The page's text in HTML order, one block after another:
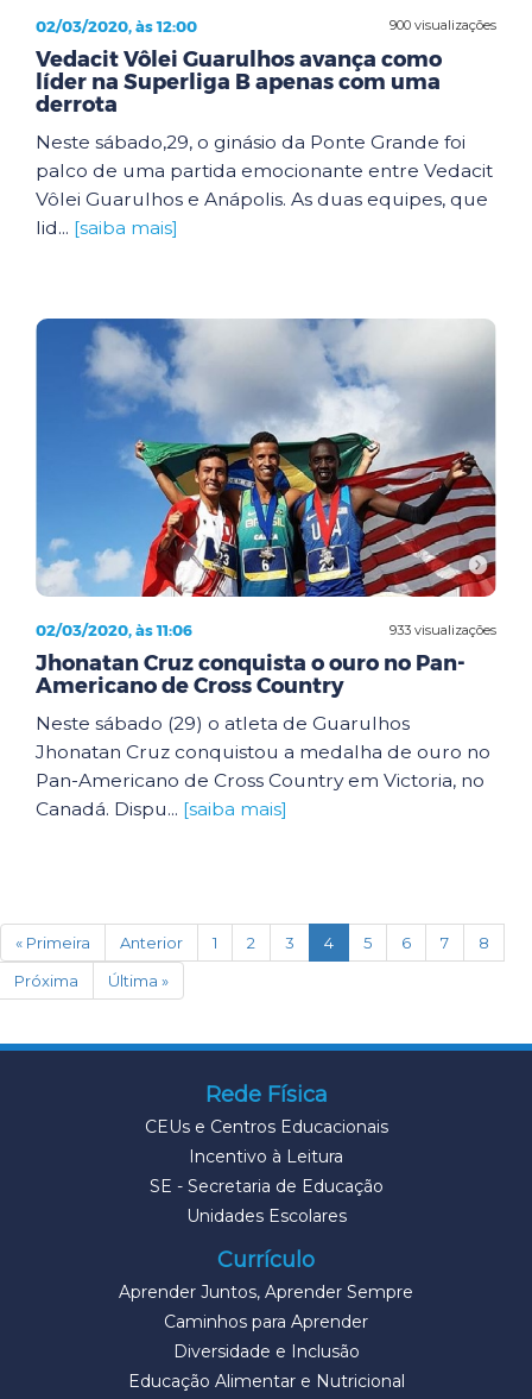
900 visualizações
02/03/2020, às 12:00
Vedacit Vôlei Guarulhos avança como
líder na Superliga B apenas com uma
derrota
Neste sábado,29, o ginásio da Ponte Grande foi
palco de uma partida emocionante entre Vedacit
Vôlei Guarulhos e Anápolis. As duas equipes, que
lid... [saiba mais]
933 visualizações
02/03/2020, às 11:06
Jhonatan Cruz conquista o ouro no Pan-
Americano de Cross Country
Neste sábado (29) o atleta de Guarulhos
Jhonatan Cruz conquistou a medalha de ouro no
Pan-Americano de Cross Country em Victoria, no
Canadá. Dispu... [saiba mais]
« Primeira Anterior 1 2 3 4(current)
5 6 7
8
Próxima
Última »
Rede Física
CEUs e Centros Educacionais
Incentivo à Leitura
SE - Secretaria de Educação
Unidades Escolares
Currículo
Aprender Juntos, Aprender Sempre
Caminhos para Aprender
Diversidade e Inclusão
Educação Alimentar e Nutricional